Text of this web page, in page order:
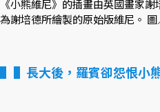
《小熊維尼》的插畫由英國畫家
為謝培德所繪製的原始版維尼。
▌長大後，羅賓卻怨恨小